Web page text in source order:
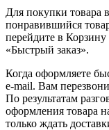
Для покупки товара
понравившийся
перейдите в
«Быстрый заказ».
Когда оформляете
e-mail. Вам
По результатам
оформления товара
только ждать